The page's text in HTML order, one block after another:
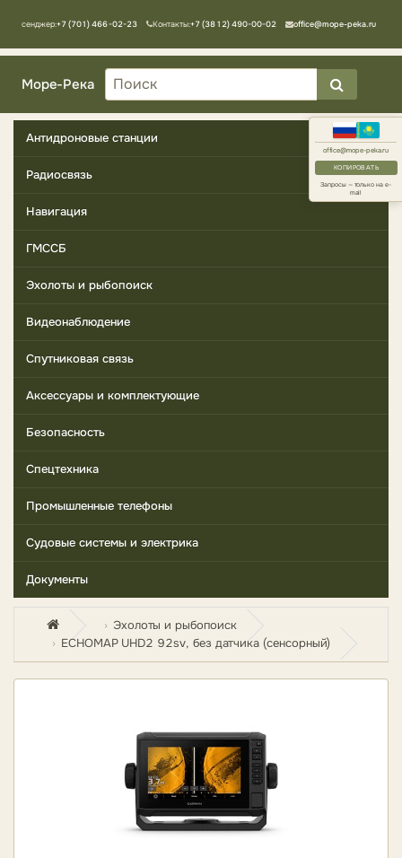
office@mope-peka.ru
КОПИРОВАТЬ
Запросы — только на e-
mail
Мессенджер:+7 (701) 466-02-23 Контакты:+7 (3812) 490-00-02 office@mope-peka.ru
Море-Река
Антидроновые станции
Радиосвязь
Навигация
ГМССБ
Эхолоты и рыбопоиск
Видеонаблюдение
Спутниковая связь
Аксессуары и комплектующие
Безопасность
Спецтехника
Промышленные телефоны
Судовые системы и электрика
Документы
Эхолоты и рыбопоиск
ECHOMAP UHD2 92sv, без датчика (сенсорный)